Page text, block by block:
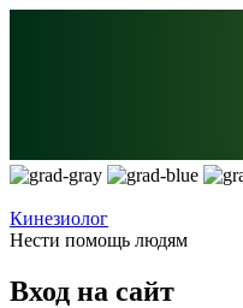
Кинезиолог
Нести помощь людям
Вход на сайт